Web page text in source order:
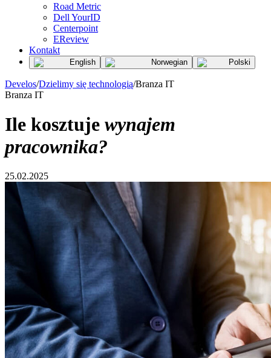
Road Metric
Dell YourID
Centerpoint
EReview
Kontakt
English Norwegian Polski
Develos/Dzielimy się technologią/Branza IT
Branza IT
Ile kosztuje wynajem
pracownika?
25.02.2025